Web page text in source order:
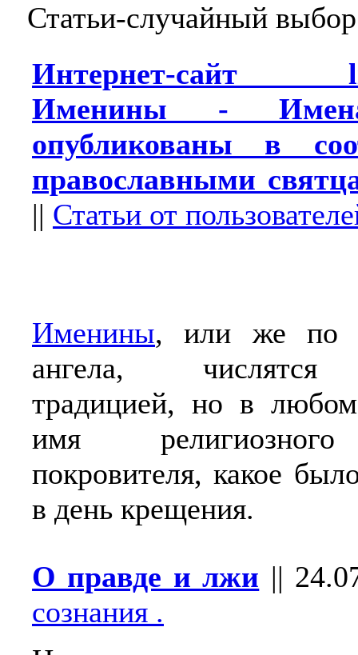
Статьи-случайный выбор
Интернет-сайт
Именины -
опубликованы в
православными
|| Статьи от
Именины, или же по
ангела, числятся
традицией, но в
имя
покровителя, какое
в день крещения.
О правде и лжи ||
сознания .